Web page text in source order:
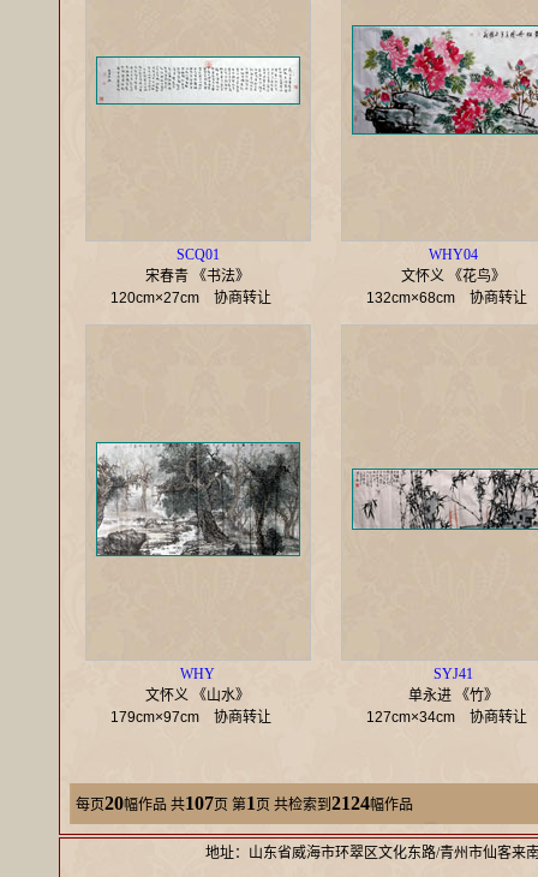
SCQ01
宋春青 《书法》
120cm×27cm协商转让
WHY04
文怀义 《花鸟》
132cm×68cm协商转
WHY
文怀义 《山水》
179cm×97cm协商转让
SYJ41
单永进 《竹》
127cm×34cm协商转
每页20幅作品 共107页 第1 页 共检索到 2124幅作品
地址：山东省威海市环翠区文化东路/青州市仙客来